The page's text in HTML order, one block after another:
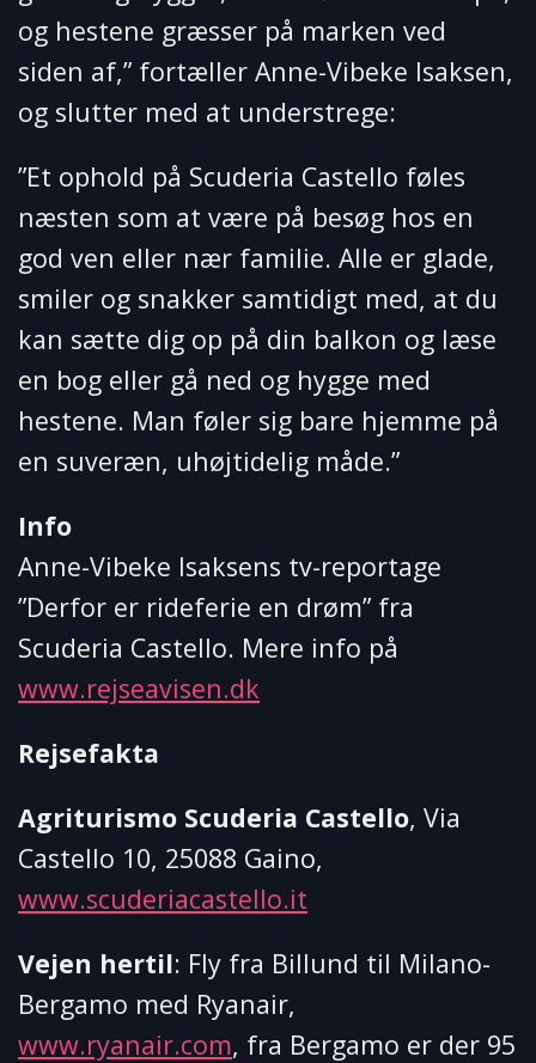
og hestene græsser på marken ved
siden af,” fortæller Anne-Vibeke Isaksen,
og slutter med at understrege:
”Et ophold på Scuderia Castello føles
næsten som at være på besøg hos en
god ven eller nær familie. Alle er glade,
smiler og snakker samtidigt med, at du
kan sætte dig op på din balkon og læse
en bog eller gå ned og hygge med
hestene. Man føler sig bare hjemme på
en suveræn, uhøjtidelig måde.”
Info
Anne-Vibeke Isaksens tv-reportage
”Derfor er rideferie en drøm” fra
Scuderia Castello. Mere info på
www.rejseavisen.dk
Rejsefakta
Agriturismo Scuderia Castello, Via
Castello 10, 25088 Gaino,
www.scuderiacastello.it
Vejen hertil: Fly fra Billund til Milano-
Bergamo med Ryanair,
www.ryanair.com, fra Bergamo er der 95